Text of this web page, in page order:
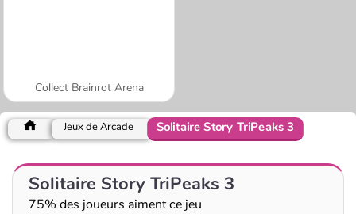
Collect Brainrot Arena
Jeux de Arcade Solitaire Story TriPeaks 3
Solitaire Story TriPeaks 3
75% des joueurs aiment ce jeu